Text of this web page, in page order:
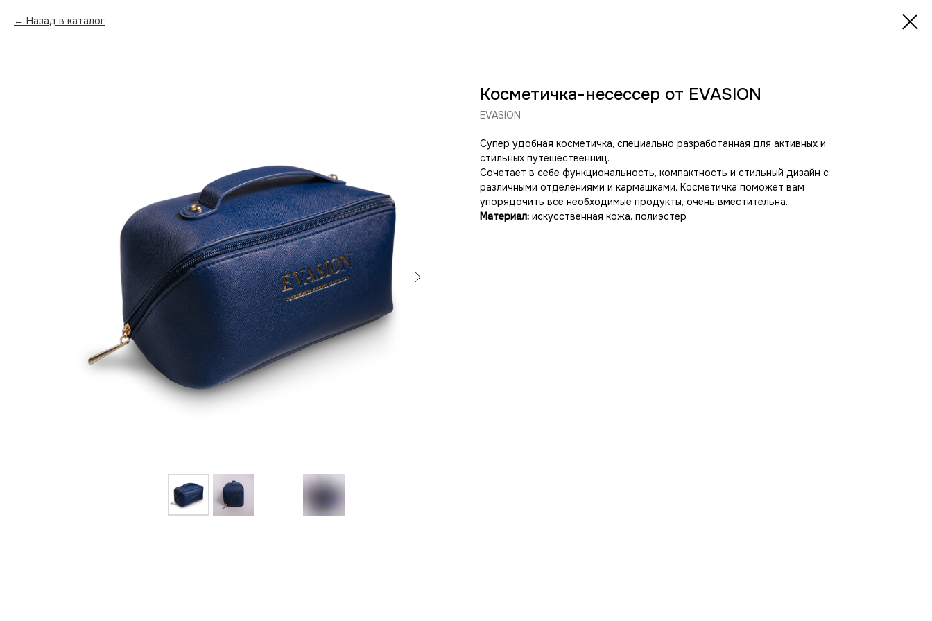
Назад в каталог
Косметичка-несессер от EVASION
EVASION
Супер удобная косметичка, специально разработанная для активных и
стильных путешественниц.
Сочетает в себе функциональность, компактность и стильный дизайн с
различными отделениями и кармашками. Косметичка поможет вам
упорядочить все необходимые продукты, очень вместительна.
Материал: искусственная кожа, полиэстер